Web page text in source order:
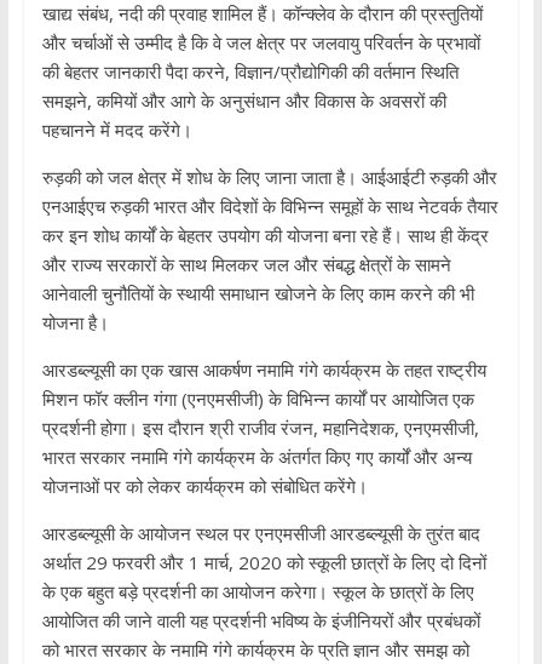
खाद्य संबंध, नदी की प्रवाह शामिल हैं। कॉन्क्लेव के दौरान की प्रस्तुतियों
और चर्चाओं से उम्मीद है कि वे जल क्षेत्र पर जलवायु परिवर्तन के प्रभावों
की बेहतर जानकारी पैदा करने, विज्ञान/प्रौद्योगिकी की वर्तमान स्थिति
समझने, कमियों और आगे के अनुसंधान और विकास के अवसरों की
पहचानने में मदद करेंगे।
रुड़की को जल क्षेत्र में शोध के लिए जाना जाता है। आईआईटी रुड़की और
एनआईएच रुड़की भारत और विदेशों के विभिन्न समूहों के साथ नेटवर्क तैयार
कर इन शोध कार्यों के बेहतर उपयोग की योजना बना रहे हैं। साथ ही केंद्र
और राज्य सरकारों के साथ मिलकर जल और संबद्ध क्षेत्रों के सामने
आनेवाली चुनौतियों के स्थायी समाधान खोजने के लिए काम करने की भी
योजना है।
आरडब्ल्यूसी का एक खास आकर्षण नमामि गंगे कार्यक्रम के तहत राष्ट्रीय
मिशन फॉर क्लीन गंगा (एनएमसीजी) के विभिन्न कार्यों पर आयोजित एक
प्रदर्शनी होगा। इस दौरान श्री राजीव रंजन, महानिदेशक, एनएमसीजी,
भारत सरकार नमामि गंगे कार्यक्रम के अंतर्गत किए गए कार्यों और अन्य
योजनाओं पर को लेकर कार्यक्रम को संबोधित करेंगे।
आरडब्ल्यूसी के आयोजन स्थल पर एनएमसीजी आरडब्ल्यूसी के तुरंत बाद
अर्थात 29 फरवरी और 1 मार्च, 2020 को स्कूली छात्रों के लिए दो दिनों
के एक बहुत बड़े प्रदर्शनी का आयोजन करेगा। स्कूल के छात्रों के लिए
आयोजित की जाने वाली यह प्रदर्शनी भविष्य के इंजीनियरों और प्रबंधकों
को भारत सरकार के नमामि गंगे कार्यक्रम के प्रति ज्ञान और समझ को